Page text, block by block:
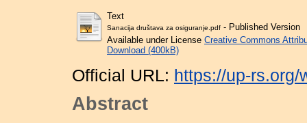
Text
Sanacija društava za osiguranje.pdf - Published Version
Available under License Creative Commons
Download (400kB)
Official URL: https://up-rs.org/
Abstract